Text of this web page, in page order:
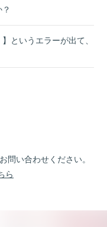
というエラーが出て、
問い合わせください。
ら